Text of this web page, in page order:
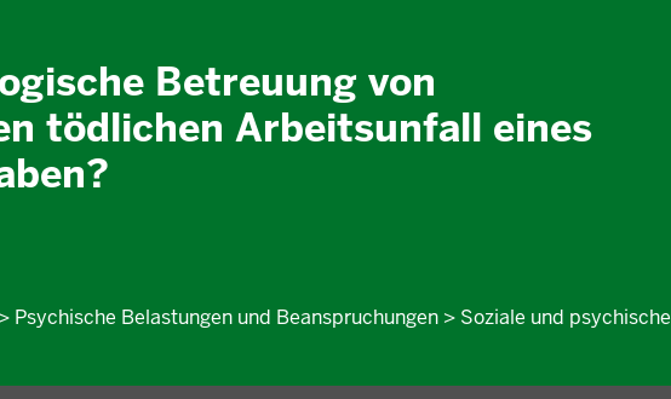
Betreuung von
tödlichen Arbeitsunfall eines
Belastungen und Beanspruchungen > Soziale und psychische